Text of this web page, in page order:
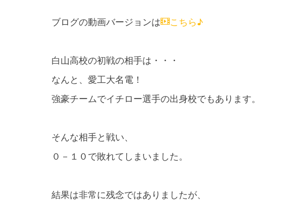
ブログの動画バージョンは こちら♪
白山高校の初戦の相手は・・・
なんと、愛工大名電！
強豪チームでイチロー選手の出身校でもあります。
そんな相手と戦い、
０－１０で敗れてしまいました。
結果は非常に残念ではありましたが、